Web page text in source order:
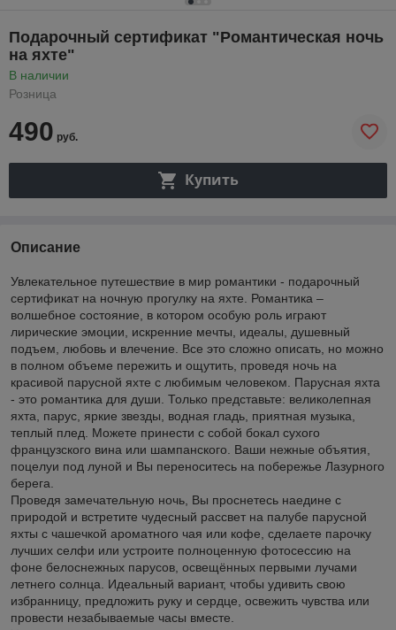
Подарочный сертификат "Романтическая ночь
на яхте"
В наличии
Розница
490 руб.
Купить
Описание
Увлекательное путешествие в мир романтики - подарочный
сертификат на ночную прогулку на яхте. Романтика –
волшебное состояние, в котором особую роль играют
лирические эмоции, искренние мечты, идеалы, душевный
подъем, любовь и влечение. Все это сложно описать, но можно
в полном объеме пережить и ощутить, проведя ночь на
красивой парусной яхте с любимым человеком. Парусная яхта
- это романтика для души. Только представьте: великолепная
яхта, парус, яркие звезды, водная гладь, приятная музыка,
теплый плед. Можете принести с собой бокал сухого
французского вина или шампанского.
Ваши нежные объятия,
поцелуи под луной и Вы переноситесь на побережье Лазурного
берега.
Проведя замечательную ночь, Вы проснетесь наедине с
природой и встретите чудесный рассвет на палубе парусной
яхты с чашечкой ароматного чая или кофе, сделаете парочку
лучших селфи или устроите полноценную фотосессию на
фоне белоснежных парусов, освещённых первыми лучами
летнего солнца. Идеальный вариант, чтобы удивить свою
избранницу, предложить руку и сердце, освежить чувства или
провести незабываемые часы вместе.